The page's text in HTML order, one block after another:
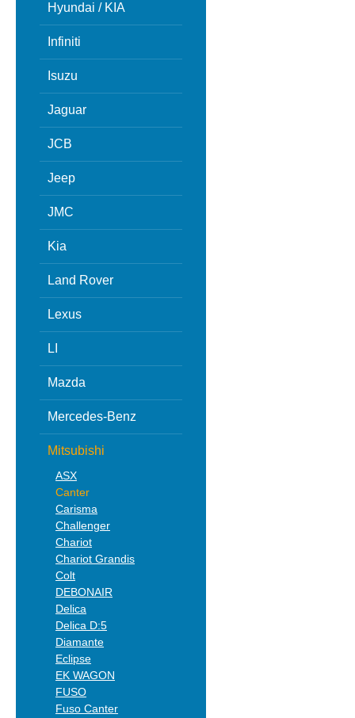
Hyundai / KIA
Infiniti
Isuzu
Jaguar
JCB
Jeep
JMC
Kia
Land Rover
Lexus
LI
Mazda
Mercedes-Benz
Mitsubishi
ASX
Canter
Carisma
Challenger
Chariot
Chariot Grandis
Colt
DEBONAIR
Delica
Delica D:5
Diamante
Eclipse
EK WAGON
FUSO
Fuso Canter